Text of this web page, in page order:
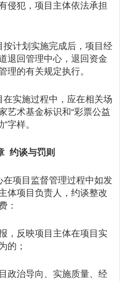
侵犯，项目主体依法承担
按计划实施完成后，项目经
退回管理中心，退回资金
理的有关规定执行。
在实施过程中，应在相关场
艺术基金标识和“彩票公益
字样。
约谈与罚则
在项目监督管理过程中如发
体项目负责人，约谈整改
：
，反映项目主体在项目实
的；
政治导向、实施质量、经